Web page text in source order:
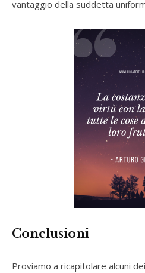
vantaggio della suddetta
Conclusioni
Proviamo a ricapitolare alcuni